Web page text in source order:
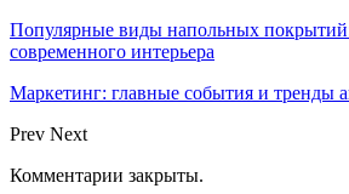
Популярные виды напольных
современного интерьера
Маркетинг: главные события и тренды
Prev Next
Комментарии закрыты.